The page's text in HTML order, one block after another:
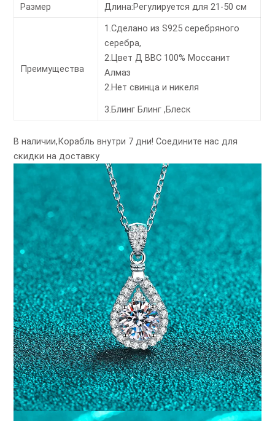
Размер
Длина:Регулируется для 21-50 см
Преимущества
1.Сделано из S925 серебряного
серебра,
2.Цвет Д ВВС 100% Моссанит
Алмаз
2.Нет свинца и никеля
3.Блинг Блинг ,Блеск
В наличии,Корабль внутри 7 дни! Соедините нас для
скидки на доставку